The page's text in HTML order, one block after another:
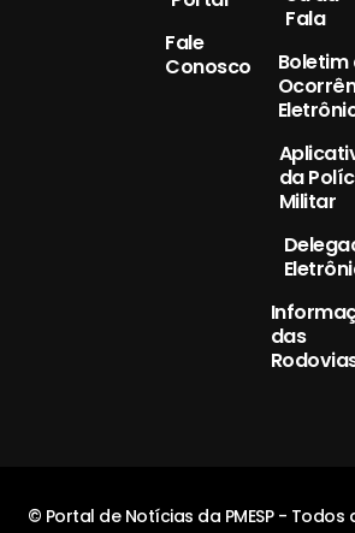
Fale
Conosco
Fala
Boletim
da
Militar
das
© Portal de Notícias da PMESP -